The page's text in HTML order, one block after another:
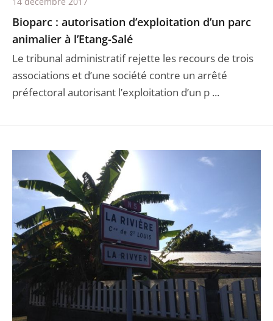
Bioparc : autorisation d’exploitation d’un parc
animalier à l’Etang-Salé
Le tribunal administratif rejette les recours de trois
associations et d’une société contre un arrêté
préfectoral autorisant l’exploitation d’un p ...